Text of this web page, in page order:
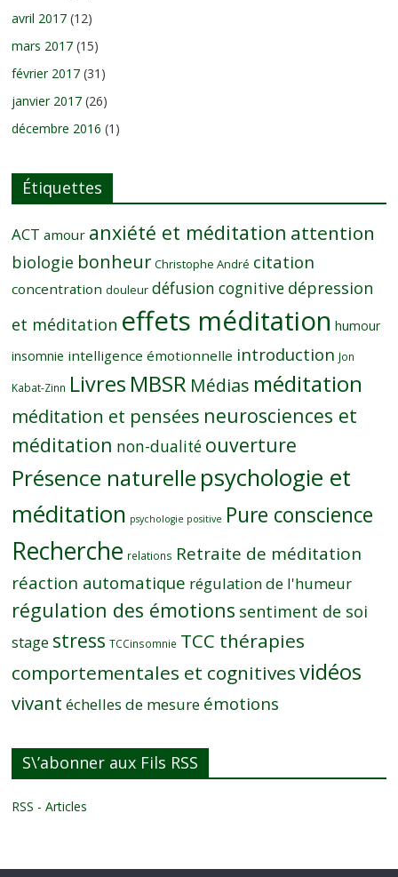
avril 2017 (12)
mars 2017 (15)
février 2017 (31)
janvier 2017 (26)
décembre 2016 (1)
Étiquettes
ACT amour anxiété et méditation attention
biologie bonheur Christophe André citation
concentration douleur défusion cognitive dépression
et méditation effets méditation humour
insomnie intelligence émotionnelle introduction Jon
Kabat-Zinn Livres MBSR Médias méditation
méditation et pensées neurosciences et
méditation non-dualité ouverture
Présence naturelle psychologie et
méditation psychologie positive Pure conscience
Recherche relations Retraite de méditation
réaction automatique régulation de l'humeur
régulation des émotions sentiment de soi
stage stress TCCinsomnie TCC thérapies
comportementales et cognitivesvidéos
vivant échelles de mesure émotions
S\’abonner aux Fils RSS
RSS - Articles